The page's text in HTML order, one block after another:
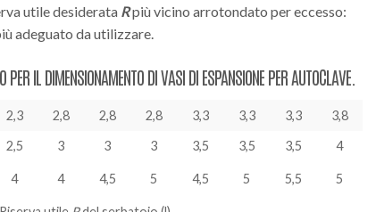
utile desiderata Rpiù vicino arrotondato per eccesso:
adeguato da utilizzare.
IL DIMENSIONAMENTO DI VASI DI ESPANSIONE PER AUTOCLAVE.
2,3 2,8 2,8 2,8 3,3 3,3 3,3
3,8
2,5 3 3 3 3,5 3,5 3,5 4
4 4 4,5 5 4,5 5 5,5 5